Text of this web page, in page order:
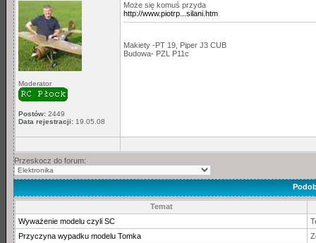
Moderator
Postów: 2449
Data rejestracji: 19.05.08
Może się komuś przyda
http://www.piotrp...silani.htm
Makiety -PT 19, Piper J3 CUB
Budowa- PZL P11c
Przeskocz do forum:
Temat
Wyważenie modelu czyli SC
Przyczyna wypadku modelu Tomka